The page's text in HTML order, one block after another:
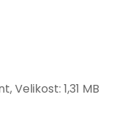
Velikost: 1,31 MB